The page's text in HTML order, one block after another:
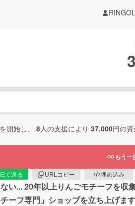
開始し、 8人の支援により 37,000円の資
もう
で送る URLコピー 埋め込み
い... 20年以上りんごモチーフを
ーフ専門」ショップを立ち上げま